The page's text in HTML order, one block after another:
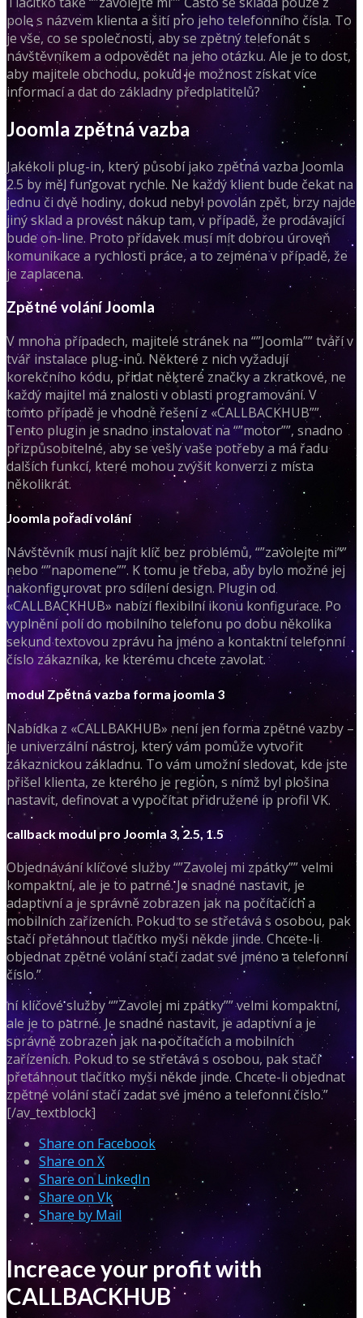
pole s názvem klienta a šití pro jeho telefonního čísla. To
je vše, co se společnosti, aby se zpětný telefonát s
návštěvníkem a odpovědět na jeho otázku. Ale je to dost,
aby majitele obchodu, pokud je možnost získat více
informací a dat do základny předplatitelů?
Joomla zpětná vazba
Jakékoli plug-in, který působí jako zpětná vazba Joomla
2.5 by měl fungovat rychle. Ne každý klient bude čekat na
jednu či dvě hodiny, dokud nebyl povolán zpět, brzy najde
jiný sklad a provést nákup tam, v případě, že prodávající
bude on-line. Proto přídavek musí mít dobrou úroveň
komunikace a rychlosti práce, a to zejména v případě, že
je zaplacena.
Zpětné volání Joomla
V mnoha případech, majitelé stránek na “”Joomla”” tváří v
tvář instalace plug-inů. Některé z nich vyžadují
korekčního kódu, přidat některé značky a zkratkové, ne
každý majitel má znalosti v oblasti programování. V
tomto případě je vhodné řešení z «CALLBACKHUB””.
Tento plugin je snadno instalovat na “”motor””, snadno
přizpůsobitelné, aby se vešly vaše potřeby a má řadu
dalších funkcí, které mohou zvýšit konverzi z místa
několikrát.
Joomla pořadí volání
Návštěvník musí najít klíč bez problémů, “”zavolejte mi””
nebo “”napomene””. K tomu je třeba, aby bylo možné jej
nakonfigurovat pro sdílení design. Plugin od
«CALLBACKHUB» nabízí flexibilní ikonu konfigurace. Po
vyplnění polí do mobilního telefonu po dobu několika
sekund textovou zprávu na jméno a kontaktní telefonní
číslo zákazníka, ke kterému chcete zavolat.
modul Zpětná vazba forma joomla 3
Nabídka z «CALLBAKHUB» není jen forma zpětné vazby –
je univerzální nástroj, který vám pomůže vytvořit
zákaznickou základnu. To vám umožní sledovat, kde jste
přišel klienta, ze kterého je region, s nímž byl plošina
nastavit, definovat a vypočítat přidružené ip profil VK.
callback modul pro Joomla 3, 2.5, 1.5
Objednávání klíčové služby “”Zavolej mi zpátky”” velmi
kompaktní, ale je to patrné. Je snadné nastavit, je
adaptivní a je správně zobrazen jak na počítačích a
mobilních zařízeních. Pokud to se střetává s osobou, pak
stačí přetáhnout tlačítko myši někde jinde. Chcete-li
objednat zpětné volání stačí zadat své jméno a telefonní
číslo.”
ní klíčové služby “”Zavolej mi zpátky”” velmi kompaktní,
ale je to patrné. Je snadné nastavit, je adaptivní a je
správně zobrazen jak na počítačích a mobilních
zařízeních. Pokud to se střetává s osobou, pak stačí
přetáhnout tlačítko myši někde jinde. Chcete-li objednat
zpětné volání stačí zadat své jméno a telefonní číslo.”
[/av_textblock]
Share on Facebook
Share on X
Share on LinkedIn
Share on Vk
Share by Mail
Increace your profit with
CALLBACKHUB